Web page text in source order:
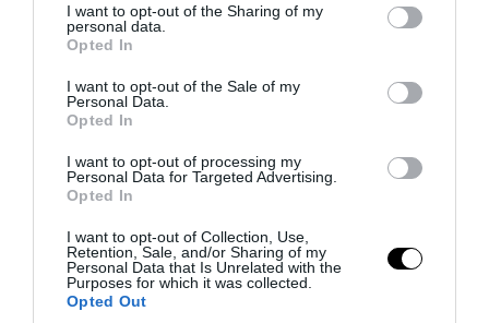
not limited to your visit or usage behaviour. You may click to
grant or deny consent to Google and its third-party tags to
use your data for below specified purposes in below Google
consent section.
I want to opt-out of the Sharing of my
personal data.
Opted In
I want to opt-out of the Sale of my
Personal Data.
Opted In
I want to opt-out of processing my
Personal Data for Targeted Advertising.
Opted In
I want to opt-out of Collection, Use,
Retention, Sale, and/or Sharing of my
Personal Data that Is Unrelated with the
Purposes for which it was collected.
Opted Out
PRONEWS.GR /PROVOCATEUR
Ά.Γεωργιάδης και Κ.Κυρανάκης καλούν
τον Ν.Τραμπ να στηρίξει την επιστροφή
των Γλυπτών του Παρθενώνα
06.08.2026 | 19:15